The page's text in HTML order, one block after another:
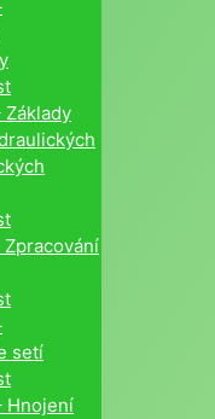
Základy
Zpracování
setí
Hnojení